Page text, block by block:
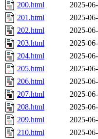
200.html
2025-
201.html
2025-
202.html
2025-
203.html
2025-
204.html
2025-
205.html
2025-
206.html
2025-
207.html
2025-
208.html
2025-
209.html
2025-
210.html
2025-